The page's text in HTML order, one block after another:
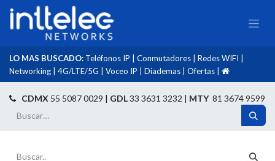
LO MAS BUSCADO: Teléfonos IP Conmutadores Redes WIFI
Networking
4G/LTE/5G Voceo IP Diademas Ofertas
CDMX 55 5087 0029 | GDL33 3631 3232 | MTY81 3674 9599